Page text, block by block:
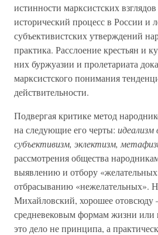
истинности марксистских
исторический процесс в России и
субъективистских утверждений
практика. Расслоение крестьян и
них буржуазии и пролетариата
марксистского понимания
действительности.
Подвергая критике метод
на следующие его черты: идеализм
субъективизм, эклектизм,
рассмотрения общества
выявлению и отбору
отбрасыванию «нежелательных».
Михайловский, хорошее отовсюду
средневековым формам жизни или
это дело не принципа, а